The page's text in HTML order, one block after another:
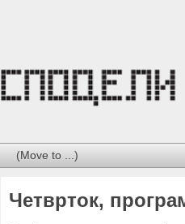
Четврток,